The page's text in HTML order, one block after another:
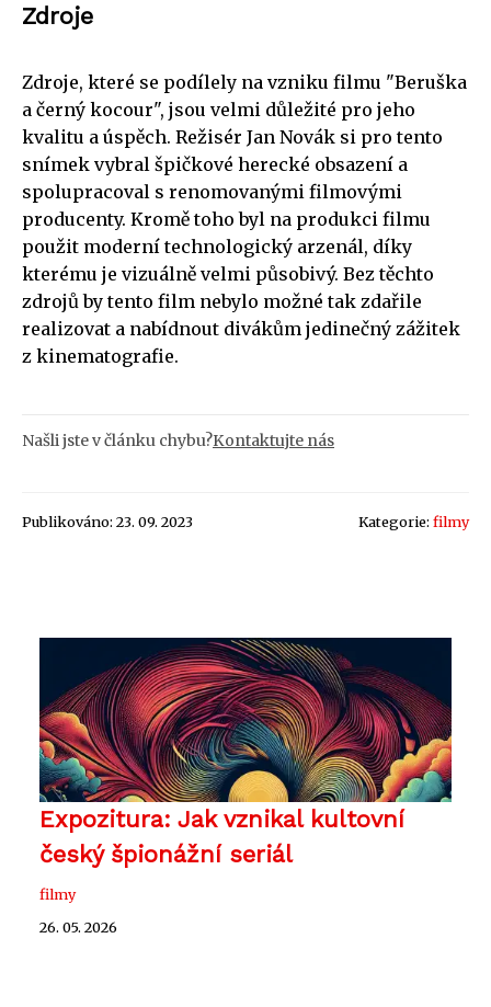
Zdroje
Zdroje, které se podílely na vzniku filmu "Beruška
a černý kocour", jsou velmi důležité pro jeho
kvalitu a úspěch. Režisér Jan Novák si pro tento
snímek vybral špičkové herecké obsazení a
spolupracoval s renomovanými filmovými
producenty. Kromě toho byl na produkci filmu
použit moderní technologický arzenál, díky
kterému je vizuálně velmi působivý. Bez těchto
zdrojů by tento film nebylo možné tak zdařile
realizovat a nabídnout divákům jedinečný zážitek
z kinematografie.
Našli jste v článku chybu?Kontaktujte nás
Publikováno: 23. 09. 2023 Kategorie: filmy
Expozitura: Jak vznikal kultovní
český špionážní seriál
filmy
26. 05. 2026